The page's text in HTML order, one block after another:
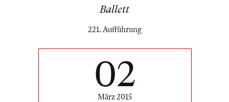
Ballett
221. Aufführung
02
März 2015